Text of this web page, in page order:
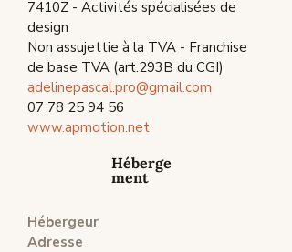
7410Z - Activités spécialisées de
design
Non assujettie à la TVA - Franchise
de base TVA (art.293B du CGI)
adelinepascal.pro@gmail.com
07 78 25 94 56
www.apmotion.net
Héberge
ment
Hébergeur
Adresse